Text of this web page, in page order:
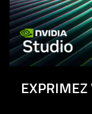
EXPRIMEZ